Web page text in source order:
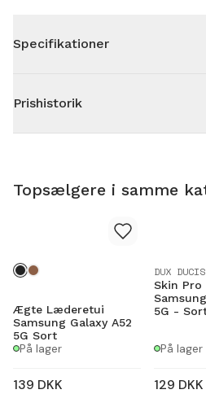
Specifikationer
Prishistorik
Topsælgere i samme
Ægte Læderetui
Samsung Galaxy A52
5G Sort
På lager
139 DKK
DUX DUCIS
Skin Pro
5G -
På lager
129 DKK